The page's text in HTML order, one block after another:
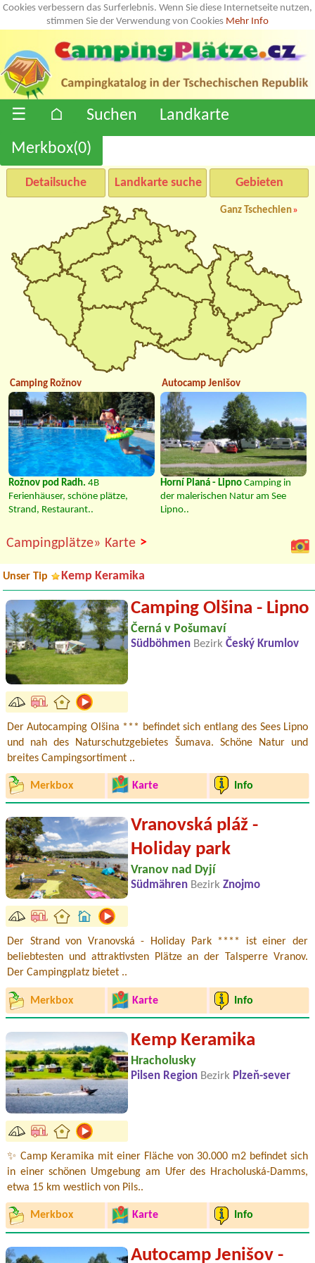
Cookies verbessern das Surferlebnis. Wenn Sie diese Internetseite nutzen,
stimmen Sie der Verwendung von Cookies Mehr Info
☰ ⌂ Suchen
Landkarte
Merkbox(0)
Detailsuche Landkarte suche Gebieten
Ganz Tschechien»
Camping Rožnov
Rožnov pod Radh. 4B
Ferienhäuser, schöne plätze,
Strand, Restaurant..
Autocamp Jenišov
Horní Planá - Lipno Camping in
der malerischen Natur am See
Lipno..
Campingplätze» Karte >
Unser Tip Kemp Keramika
Camping Olšina - Lipno
Černá v Pošumaví
Südböhmen Bezirk Český Krumlov
Der Autocamping Olšina *** befindet sich entlang des Sees Lipno
und nah des Naturschutzgebietes Šumava. Schöne Natur und
breites Campingsortiment ..
Merkbox Karte Info
Vranovská pláž -
Holiday park
Vranov nad Dyjí
Südmähren Bezirk Znojmo
Der Strand von Vranovská - Holiday Park **** ist einer der
beliebtesten und attraktivsten Plätze an der Talsperre Vranov.
Der Campingplatz bietet ..
Merkbox Karte Info
Kemp Keramika
Hracholusky
Pilsen Region Bezirk Plzeň-sever
✨ Camp Keramika mit einer Fläche von 30.000 m2 befindet sich
in einer schönen Umgebung am Ufer des Hracholuská-Damms,
etwa 15 km westlich von Pils..
Merkbox Karte Info
Autocamp Jenišov -